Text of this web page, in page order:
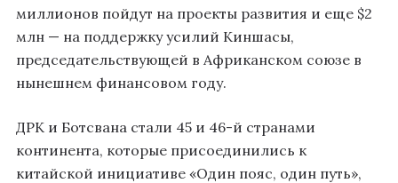
миллионов пойдут на проекты развития и еще $2
млн — на поддержку усилий Киншасы,
председательствующей в Африканском союзе в
нынешнем финансовом году.
ДРК и Ботсвана стали 45 и 46-й странами
континента, которые присоединились к
китайской инициативе «Один пояс, один путь»,